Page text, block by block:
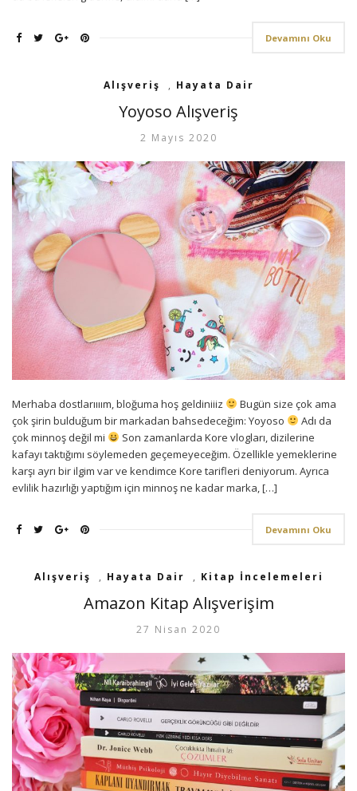
Devamını Oku
Alışveriş , Hayata Dair
Yoyoso Alışveriş
2 Mayıs 2020
Merhaba dostlarıııım, bloğuma hoş geldiniiiz
Bugün size çok ama
çok şirin bulduğum bir markadan bahsedeceğim: Yoyoso
Adı da
çok minnoş değil mi
Son zamanlarda Kore vlogları, dizilerine
kafayı taktığımı söylemeden geçemeyeceğim. Özellikle yemeklerine
karşı ayrı bir ilgim var ve kendimce Kore tarifleri deniyorum. Ayrıca
evlilik hazırlığı yaptığım için minnoş ne kadar marka, […]
Devamını Oku
Alışveriş , Hayata Dair , Kitap İncelemeleri
Amazon Kitap Alışverişim
27 Nisan 2020